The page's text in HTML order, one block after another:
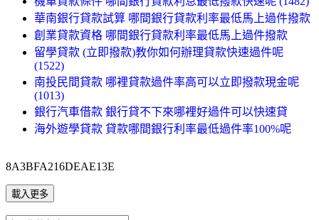
華南銀行貸款試算 哪間銀行貸款利率最低馬上過件撥款
創業貸款資格 哪間銀行貸款利率最低馬上過件撥款
留學貸款 (立即撥款)教你如何辦理貸款快速過件呢
(1522)
南投民間貸款 哪裡貸款過件率高可以立即撥款現金呢
(1013)
銀行汽車借款 銀行貸不下來哪裡好過件可以快速貸
海外遊學貸款 貸款哪間銀行利率最低過件率100%呢
8A3BFA216DEAE13E
載入更多